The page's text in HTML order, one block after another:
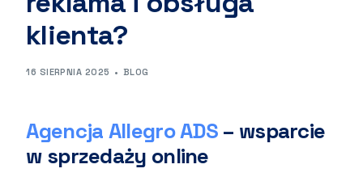
klienta?
16 SIERPNIA 2025 BLOG
Agencja Allegro ADS – wsparcie
w sprzedaży online